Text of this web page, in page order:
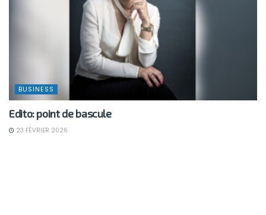
BUSINESS
Edito: point de bascule
23 FÉVRIER 2026